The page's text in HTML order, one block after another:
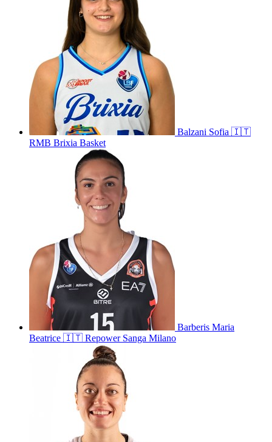
Balzani Sofia 🇮🇹
RMB Brixia Basket
Barberis Maria
Beatrice 🇮🇹 Repower Sanga Milano